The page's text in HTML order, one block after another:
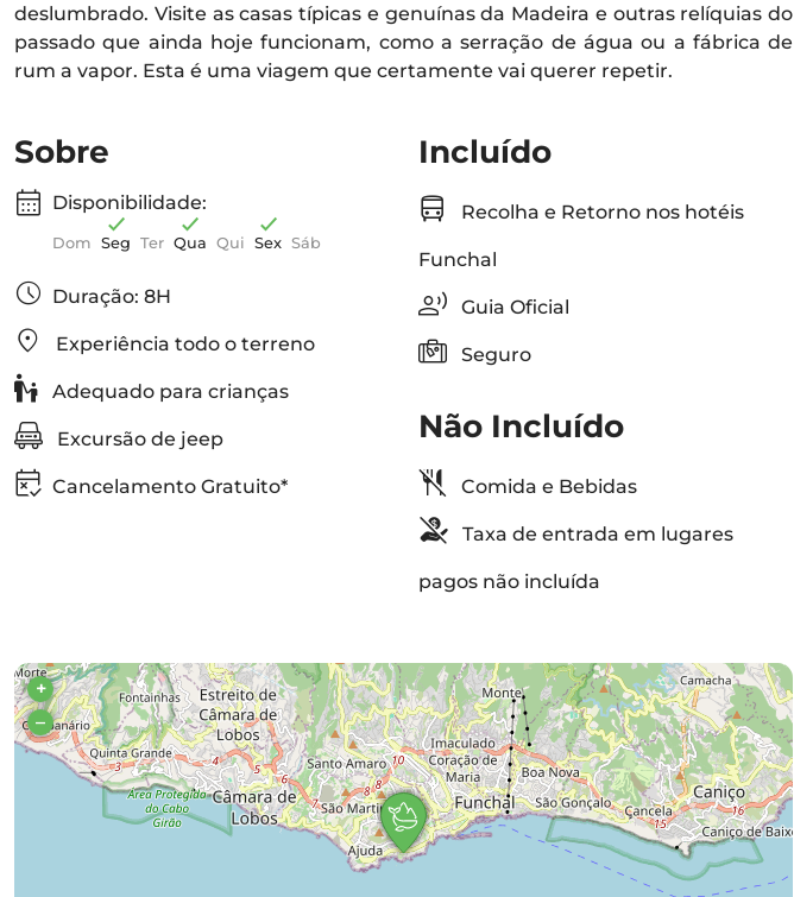
deslumbrado. Visite as casas típicas e genuínas da Madeira e outras relíquias do
passado que ainda hoje funcionam, como a serração de água ou a fábrica de
rum a vapor. Esta é uma viagem que certamente vai querer repetir.
Sobre
Disponibilidade:
Dom Seg Ter Qua Qui Sex Sáb
Duração: 8H
Experiência todo o terreno
Adequado para crianças
Excursão de jeep
Cancelamento Gratuito*
Incluído
Recolha e Retorno nos hotéis
Funchal
Guia Oficial
Seguro
Não Incluído
Comida e Bebidas
Taxa de entrada em lugares
pagos não incluída
+
–